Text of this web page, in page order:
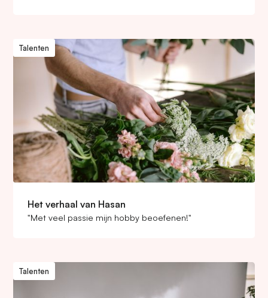
Het verhaal van Hasan
"Met veel passie mijn hobby beoefenen!"
Talenten
Talenten